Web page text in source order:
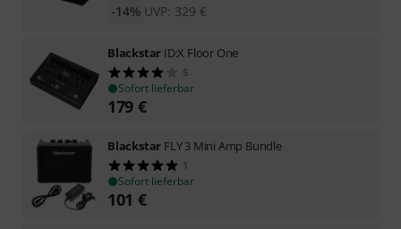
UVP: 329 €
-14%
Blackstar ID:X Floor One
5
Sofort lieferbar
179 €
Blackstar FLY 3 Mini Amp Bundle
1
Sofort lieferbar
101 €